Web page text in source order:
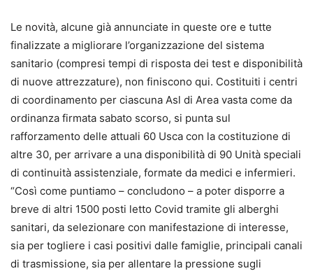
Le novità, alcune già annunciate in queste ore e tutte
finalizzate a migliorare l’organizzazione del sistema
sanitario (compresi tempi di risposta dei test e disponibilità
di nuove attrezzature), non finiscono qui. Costituiti i centri
di coordinamento per ciascuna Asl di Area vasta come da
ordinanza firmata sabato scorso, si punta sul
rafforzamento delle attuali 60 Usca con la costituzione di
altre 30, per arrivare a una disponibilità di 90 Unità speciali
di continuità assistenziale, formate da medici e infermieri.
“Così come puntiamo – concludono – a poter disporre a
breve di altri 1500 posti letto Covid tramite gli alberghi
sanitari, da selezionare con manifestazione di interesse,
sia per togliere i casi positivi dalle famiglie, principali canali
di trasmissione, sia per allentare la pressione sugli